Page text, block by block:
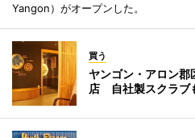
Yangon）がオープンした。
買う
ヤンゴン・アロン
店 自社製スクラブ